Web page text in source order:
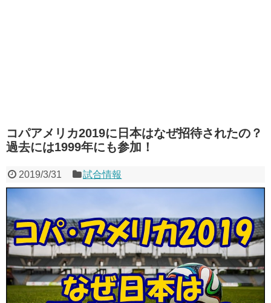
コパアメリカ2019に日本はなぜ招待されたの？
過去には1999年にも参加！
2019/3/31 試合情報